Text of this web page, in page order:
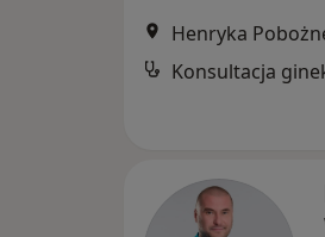
Henryka
Konsultacja